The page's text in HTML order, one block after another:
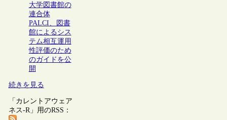
大学図書館の
連合体
PALCI、図書
館によるシス
テム相互運用
性評価のため
のガイドを公
開
続きを見る
「カレントアウェア
ネス-R」用のRSS：